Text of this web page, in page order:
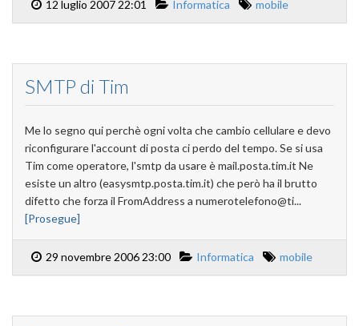
12 luglio 2007 22:01 Informatica mobile
SMTP di Tim
Me lo segno qui perchè ogni volta che cambio cellulare e devo
riconfigurare l'account di posta ci perdo del tempo. Se si usa
Tim come operatore, l'smtp da usare è mail.posta.tim.it Ne
esiste un altro (easysmtp.posta.tim.it) che però ha il brutto
difetto che forza il FromAddress a numerotelefono@ti...
[Prosegue]
29 novembre 2006 23:00 Informatica mobile